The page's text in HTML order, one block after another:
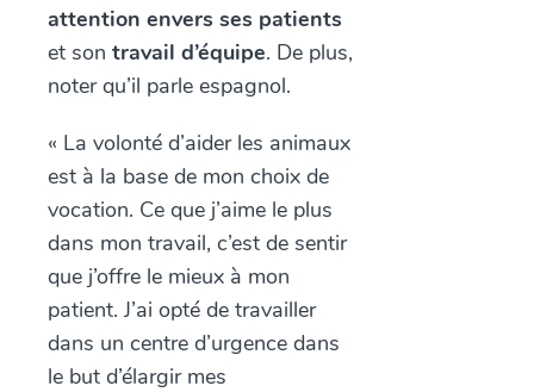
attention envers ses patients
et son travail d’équipe. De plus,
noter qu’il parle espagnol.
« La volonté d’aider les animaux
est à la base de mon choix de
vocation. Ce que j’aime le plus
dans mon travail, c’est de sentir
que j’offre le mieux à mon
patient. J’ai opté de travailler
dans un centre d’urgence dans
le but d’élargir mes